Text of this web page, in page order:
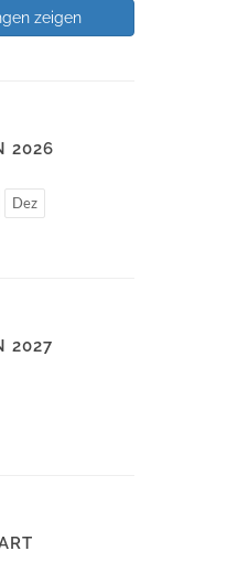
zeigen
2026
Dez
2027